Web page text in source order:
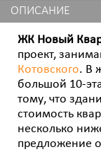
ОПИСАНИЕ
ЖК Новый
проект,
Котовского. В
большой 10-
тому, что
стоимость
несколько
предложение